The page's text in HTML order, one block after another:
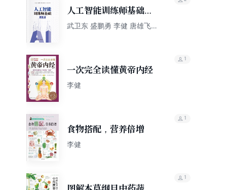
人工智能训练师基础
（上册）
武卫东 盛鹏勇 李健 唐雄飞
一次完全读懂黄帝内经
李健
1
食物搭配，营养倍增
李健
1
图解本草纲目中药蔬果
1